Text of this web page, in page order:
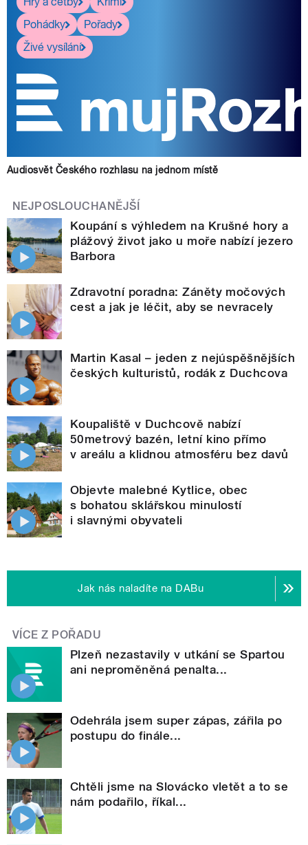
Pohádky
Pořady
Živé vysílání
Audiosvět Českého rozhlasu na jednom místě
NEJPOSLOUCHANĚJŠÍ
Koupání s výhledem na Krušné hory a
plážový život jako u moře nabízí jezero
Barbora
Zdravotní poradna: Záněty močových
cest a jak je léčit, aby se nevracely
Martin Kasal – jeden z nejúspěšnějších
českých kulturistů, rodák z Duchcova
Koupaliště v Duchcově nabízí
50metrový bazén, letní kino přímo
v areálu a klidnou atmosféru bez davů
Objevte malebné Kytlice, obec
s bohatou sklářskou minulostí
i slavnými obyvateli
Jak nás naladíte na DABu
VÍCE Z POŘADU
Plzeň nezastavily v utkání se Spartou
ani neproměněná penalta...
Odehrála jsem super zápas, zářila po
postupu do finále...
Chtěli jsme na Slovácko vletět a to se
nám podařilo, říkal...